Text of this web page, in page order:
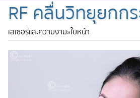
RF คลื่นวิทยุยกก
เลเซอร์และความงาม»ใบหน้า